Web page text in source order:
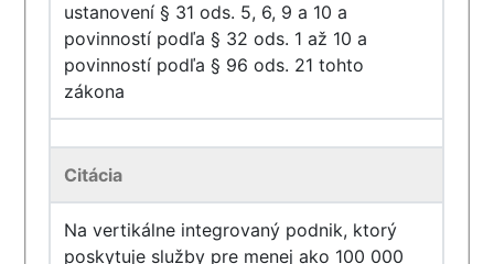
ustanovení § 31 ods. 5, 6, 9 a 10 a
povinností podľa § 32 ods. 1 až 10 a
povinností podľa § 96 ods. 21 tohto
zákona
Citácia
Na vertikálne integrovaný podnik, ktorý
poskytuje služby pre menej ako 100 000